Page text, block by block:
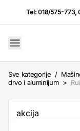
Tel:018/575-773,
Sve kategorije /
drvo i aluminijum >
akcija